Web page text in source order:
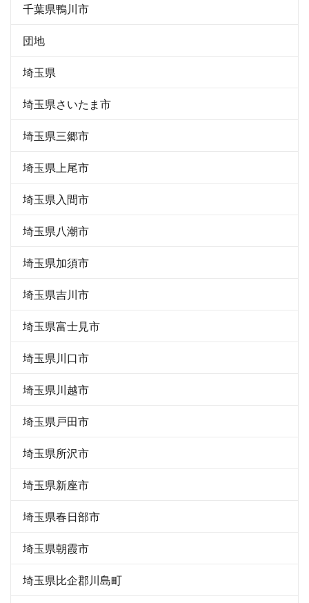
千葉県鴨川市
団地
埼玉県
埼玉県さいたま市
埼玉県三郷市
埼玉県上尾市
埼玉県入間市
埼玉県八潮市
埼玉県加須市
埼玉県吉川市
埼玉県富士見市
埼玉県川口市
埼玉県川越市
埼玉県戸田市
埼玉県所沢市
埼玉県新座市
埼玉県春日部市
埼玉県朝霞市
埼玉県比企郡川島町